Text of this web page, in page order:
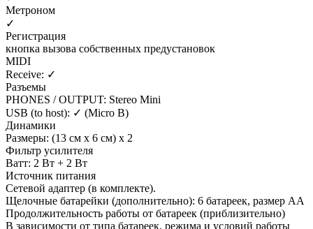
Метроном
✓
Регистрация
кнопка вызова собственных предустановок
MIDI
Receive: ✓
Разъемы
PHONES / OUTPUT: Stereo Mini
USB (to host): ✓ (Micro B)
Динамики
Размеры: (13 см x 6 см) x 2
Фильтр усилителя
Ватт: 2 Вт + 2 Вт
Источник питания
Сетевой адаптер (в комплекте).
Щелочные батарейки (дополнительно): 6 батареек, размер AA
Продолжительность работы от батареек (приблизительно)
В зависимости от типа батареек, режима и условий работы